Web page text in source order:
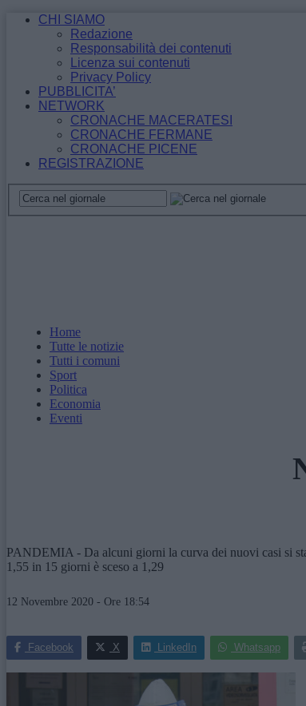
CHI SIAMO
Redazione
Responsabilità dei contenuti
Licenza sui contenuti
Privacy Policy
PUBBLICITA’
NETWORK
CRONACHE MACERATESI
CRONACHE FERMANE
CRONACHE PICENE
REGISTRAZIONE
Home
Tutte le notizie
Tutti i comuni
Sport
Politica
Economia
Eventi
PANDEMIA - Da alcuni giorni la curva dei nuovi casi si
1,55 in 15 giorni è sceso a 1,29
12 Novembre 2020 - Ore 18:54
Facebook X LinkedIn Whatsapp